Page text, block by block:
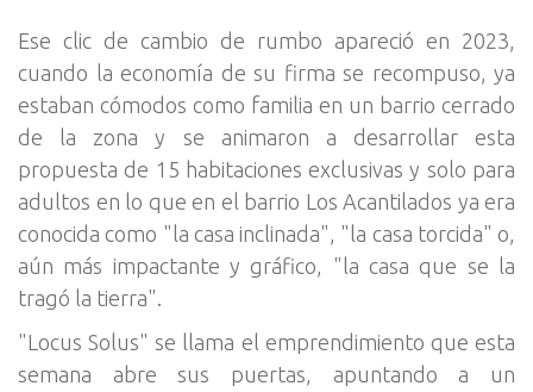
Ese clic de cambio de rumbo apareció en 2023,
cuando la economía de su firma se recompuso, ya
estaban cómodos como familia en un barrio cerrado
de la zona y se animaron a desarrollar esta
propuesta de 15 habitaciones exclusivas y solo para
adultos en lo que en el barrio Los Acantilados ya era
conocida como "la casa inclinada", "la casa torcida" o,
aún más impactante y gráfico, "la casa que se la
tragó la tierra".
"Locus Solus" se llama el emprendimiento que esta
semana abre sus puertas, apuntando a un